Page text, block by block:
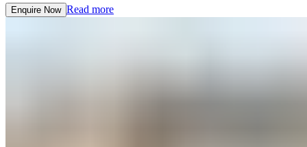
Enquire Now​​​​‌ ‍ ​‍​‍‌‍ ‌ ​‍‌‍‍‌‌‍‌ ‌‍‍‌‌‍ ‍​‍​‍​ ‍‍​‍​‍‌ ​ ‌‍​‌‌‍ ‍‌‍‍‌‌ ‌​‌ ‍‌​‍ ‍‌‍‍‌‌‍ ​‍​‍​‍ ​​‍​‍‌‍‍​‌ ​‍‌‍‌‌‌‍‌‍​‍​‍​ ‍‍​‍​‍‌‍‍​‌ ‌​‌ ‌​‌ ​​‌ ​ ​ ‍‍​‍ ​‍ ‌‍ ​​‍ ‌‌‍​‌‌‍ ‍‌‍‌​​‍ ‌‌ ​‍​‍ ‌‌‍‍​‌‍ ‌ ‌​‌‍‌‌‌‍ ​‌ ​ ​‍ ‌‌ ​ ‌ ‌​‌ ‌‌‌‍‌​‌‍‍‌‌‍ ​‍ ‍‌ ‌‍‌‍‌‌‌ ​‍‌‍​ ‌‍‌‌‌‍ ​​‍ ‍‌‍​‌‌ ​​‌ ​​​‍ ‌‍‍‌‌‍ ‍‌ ‌​‌‍‌‌‌‍ ‍‌ ‌​​‍ ‌‍‌‌‌‍‌​‌‍‍‌‌ ‌​​‍ ‌‍ ‌‌‍ ‌‍‌​‌‍‌‌​ ‌‌ ​​‌ ​‍‌‍‌‌‌ ​ ‌‍‌‌‌‍ ‍‌ ‌​‌‍​‌‌ ‌​‌‍‍‌‌‍ ‌‍ ‍​ ‍ ‌‍‍‌‌‍‌​​ ‌​ ​‍​ ‍‌​ ‌​‌‍‌​​ ‌‌​ ‌‌‌‍‌‍​ ‌​​‍ ‌‌‍​‍‌‍‌‌​ ‌‌‌‍‌‌​‍ ‌​ ‌​​ ​​‌‍​‌​ ​‌​‍ ‌‌‍​‌​ ‌ ​ ‍‌​ ‌ ​‍ ‌‌‍‌‍​ ‌ ​ ​ ‌‍​‍‌‍‌‍‌‍‌​‌‍​ ‌‍‌‌​ ‌ ‌‍​‍‌‍‌‌​ ​​​ ‍ ‌ ‌​‌ ‍‌‌ ​​‌‍‌‌​ ‌‌‍‍​‌‍ ‌ ‌​‌‍‌‌‌‍ ​‌‌​ ‌‍‍‌‌ ‌​‌‍‌‌‌‌​​‌‍​‌‌‍‌ ‌‍‌‌​ ‍ ‌ ​​‌‍​‌‌ ‌​‌‍‍​​ ‌‌ ​​‌‍​‌‌‍‌ ‌‍‌‌‌​​‍‌ ‌‌‌‍‍‌‌‍ ​‌‍‌​‌‍‌‌‌ ​‍​‍‌‌​ ‌‌‌​​‍‌‌ ‌‍‍ ‌‍‌‌‌ ‍‌​‍‌‌​ ​ ‌​‌​​‍‌‌​ ​ ‌​‌​​‍‌‌​ ​‍​ ​‍‌‍​‍​ ​ ‌‍‌‍​ ​‌​ ‌‍​ ‍‌‌‍‌‍​ ‍​‌‍‌‍‌‍‌‍‌‍‌‌​ ​‍​‍‌‌​ ​‍​ ​‍​‍‌‌​ ‌‌‌​‌​​‍ ‍‌‍​ ‌‍ ‌‍ ‍‌ ‌​‌‍‌‌‌‍ ‍‌ ‌​​‍‌‌​ ‌‌‌​​‍‌‌ ‌‍‍ ‌‍‌‌‌ ‍‌​‍‌‌​ ​ ‌​‌​​‍‌‌​ ​ ‌​‌​​‍‌‌​ ​‍​ ​‍​ ‍​​ ​ ​ ​‌​ ​ ​ ‌‌‌‍‌‍​ ​​​ ‌‌​ ​‍​ ‌​‌‍​‍‌‍‌​​‍‌‌​ ​‍​ ​‍​‍‌‌​ ‌‌‌​‌​​‍ ‍‌ ​​‌ ​‍‌‍‍‌‌‍ ‌‌‍​‌‌ ​‍‌ ‍‌‌​​ ‌ ‌​‌‍​‌​‍ ‍‌‍ ​‌‍​‌‌‍​‍‌‍‌‌‌‍ ​​ ‌‍​‍‌‍​‌‌ ​ ‌‍‌‌‌‌‌‌‌ ​‍‌‍ ​​ ‌‌‍‍​‌ ‌​‌ ‌​‌ ​​‌ ​ ​‍‌‌​ ​ ‌​​‌​‍‌‌​ ​‍‌​‌‍​‍‌‌​ ​‍‌​‌‍‌‍ ​​‍ ‌‌‍​‌‌‍ ‍‌‍‌​​‍ ‌‌ ​‍​‍ ‌‌‍‍​‌‍ ‌ ‌​‌‍‌‌‌‍ ​‌ ​ ​‍ ‌‌ ​ ‌ ‌​‌ ‌‌‌‍‌​‌‍‍‌‌‍ ​‍ ‍‌ ‌‍‌‍‌‌‌ ​‍‌‍​ ‌‍‌‌‌‍ ​​‍ ‍‌‍​‌‌ ​​‌ ​​​‍‌‍‌‍‍‌‌‍‌​​ ‌​ ​‍​ ‍‌​ ‌​‌‍‌​​ ‌‌​ ‌‌‌‍‌‍​ ‌​​‍ ‌‌‍​‍‌‍‌‌​ ‌‌‌‍‌‌​‍ ‌​ ‌​​ ​​‌‍​‌​ ​‌​‍ ‌‌‍​‌​ ‌ ​ ‍‌​ ‌ ​‍ ‌‌‍‌‍​ ‌ ​ ​ ‌‍​‍‌‍‌‍‌‍‌​‌‍​ ‌‍‌‌​ ‌ ‌‍​‍‌‍‌‌​ ​​​‍‌‍‌ ‌​‌ ‍‌‌ ​​‌‍‌‌​ ‌‌‍‍​‌‍ ‌ ‌​‌‍‌‌‌‍ ​‌‌​ ‌‍‍‌‌ ‌​‌‍‌‌‌‌​​‌‍​‌‌‍‌ ‌‍‌‌​‍‌‍‌ ​​‌‍​‌‌ ‌​‌‍‍​​ ‌‌ ​​‌‍​‌‌‍‌ ‌‍‌‌‌​​‍‌ ‌‌‌‍‍‌‌‍ ​‌‍‌​‌‍‌‌‌ ​‍​‍‌‌​ ‌‌‌​​‍‌‌ ‌‍‍ ‌‍‌‌‌ ‍‌​‍‌‌​ ​ ‌​‌​​‍‌‌​ ​ ‌​‌​​‍‌‌​ ​‍​ ​‍‌‍​‍​ ​ ‌‍‌‍​ ​‌​ ‌‍​ ‍‌‌‍‌‍​ ‍​‌‍‌‍‌‍‌‍‌‍‌‌​ ​‍​‍‌‌​ ​‍​ ​‍​‍‌‌​ ‌‌‌​‌​​‍ ‍‌‍​ ‌‍ ‌‍ ‍‌ ‌​‌‍‌‌‌‍ ‍‌ ‌​​‍‌‌​ ‌‌‌​​‍‌‌ ‌‍‍ ‌‍‌‌‌ ‍‌​‍‌‌​ ​ ‌​‌​​‍‌‌​ ​ ‌​‌​​‍‌‌​ ​‍​ ​‍​ ‍​​ ​ ​ ​‌​ ​ ​ ‌‌‌‍‌‍​ ​​​ ‌‌​ ​‍​ ‌​‌‍​‍‌‍‌​​‍‌‌​ ​‍​ ​‍​‍‌‌​ ‌‌‌​‌​​‍ ‍‌ ​​‌ ​‍‌‍‍‌‌‍ ‌‌‍​‌‌ ​‍‌ ‍‌‌​​ ‌ ‌​‌‍​‌​‍ ‍‌‍ ​‌‍​‌‌‍​‍‌‍‌‌‌‍ ​​‍‌‍‌ ​​‌‍‌‌‌ ​‍‌ ​ ‌ ​​‌‍‌‌‌‍​ ‌ ‌​‌‍‍‌‌ ‌‍‌‍‌‌​ ‌‌ ​​‌ ‌‌‌‍​‍‌‍ ​‌‍‍‌‌ ​ ‌‍‍​‌‍‌‌‌‍‌​​‍​‍‌ ‌ Read more​​​​‌ ‍ ​‍​‍‌‍ ‌ ​‍‌‍‍‌‌‍‌ ‌‍‍‌‌‍ ‍​‍​‍​ ‍‍​‍​‍‌ ​ ‌‍​‌‌‍ ‍‌‍‍‌‌ ‌​‌ ‍‌​‍ ‍‌‍‍‌‌‍ ​‍​‍​‍ ​​‍​‍‌‍‍​‌ ​‍‌‍‌‌‌‍‌‍​‍​‍​ ‍‍​‍​‍‌‍‍​‌ ‌​‌ ‌​‌ ​​‌ ​ ​ ‍‍​‍ ​‍ ‌‍ ​​‍ ‌‌‍​‌‌‍ ‍‌‍‌​​‍ ‌‌ ​‍​‍ ‌‌‍‍​‌‍ ‌ ‌​‌‍‌‌‌‍ ​‌ ​ ​‍ ‌‌ ​ ‌ ‌​‌ ‌‌‌‍‌​‌‍‍‌‌‍ ​‍ ‍‌ ‌‍‌‍‌‌‌ ​‍‌‍​ ‌‍‌‌‌‍ ​​‍ ‍‌‍​‌‌ ​​‌ ​​​‍ ‌‍‍‌‌‍ ‍‌ ‌​‌‍‌‌‌‍ ‍‌ ‌​​‍ ‌‍‌‌‌‍‌​‌‍‍‌‌ ‌​​‍ ‌‍ ‌‌‍ ‌‍‌​‌‍‌‌​ ‌‌ ​​‌ ​‍‌‍‌‌‌ ​ ‌‍‌‌‌‍ ‍‌ ‌​‌‍​‌‌ ‌​‌‍‍‌‌‍ ‌‍ ‍​ ‍ ‌‍‍‌‌‍‌​​ ‌​ ​‍​ ‍‌​ ‌​‌‍‌​​ ‌‌​ ‌‌‌‍‌‍​ ‌​​‍ ‌‌‍​‍‌‍‌‌​ ‌‌‌‍‌‌​‍ ‌​ ‌​​ ​​‌‍​‌​ ​‌​‍ ‌‌‍​‌​ ‌ ​ ‍‌​ ‌ ​‍ ‌‌‍‌‍​ ‌ ​ ​ ‌‍​‍‌‍‌‍‌‍‌​‌‍​ ‌‍‌‌​ ‌ ‌‍​‍‌‍‌‌​ ​​​ ‍ ‌ ‌​‌ ‍‌‌ ​​‌‍‌‌​ ‌‌‍‍​‌‍ ‌ ‌​‌‍‌‌‌‍ ​‌‌​ ‌‍‍‌‌ ‌​‌‍‌‌‌‌​​‌‍​‌‌‍‌ ‌‍‌‌​ ‍ ‌ ​​‌‍​‌‌ ‌​‌‍‍​​ ‌‌ ​​‌‍​‌‌‍‌ ‌‍‌‌‌​​‍‌ ‌‌‌‍‍‌‌‍ ​‌‍‌​‌‍‌‌‌ ​‍​‍‌‌​ ‌‌‌​​‍‌‌ ‌‍‍ ‌‍‌‌‌ ‍‌​‍‌‌​ ​ ‌​‌​​‍‌‌​ ​ ‌​‌​​‍‌‌​ ​‍​ ​‍‌‍​‍​ ​ ‌‍‌‍​ ​‌​ ‌‍​ ‍‌‌‍‌‍​ ‍​‌‍‌‍‌‍‌‍‌‍‌‌​ ​‍​‍‌‌​ ​‍​ ​‍​‍‌‌​ ‌‌‌​‌​​‍ ‍‌‍​ ‌‍ ‌‍ ‍‌ ‌​‌‍‌‌‌‍ ‍‌ ‌​​‍‌‌​ ‌‌‌​​‍‌‌ ‌‍‍ ‌‍‌‌‌ ‍‌​‍‌‌​ ​ ‌​‌​​‍‌‌​ ​ ‌​‌​​‍‌‌​ ​‍​ ​‍​ ‍​​ ​ ​ ​‌​ ​ ​ ‌‌‌‍‌‍​ ​​​ ‌‌​ ​‍​ ‌​‌‍​‍‌‍‌​​‍‌‌​ ​‍​ ​‍​‍‌‌​ ‌‌‌​‌​​‍ ‍‌ ​ ‌‍‌‌‌‍​ ‌‍ ‌‍ ‍‌‍‌​‌‍​‌‌ ​‍‌ ‍‌‌​​ ‌ ‌​‌‍​‌​‍ ‍‌‍ ​‌‍​‌‌‍​‍‌‍‌‌‌‍ ​​ ‌‍​‍‌‍​‌‌ ​ ‌‍‌‌‌‌‌‌‌ ​‍‌‍ ​​ ‌‌‍‍​‌ ‌​‌ ‌​‌ ​​‌ ​ ​‍‌‌​ ​ ‌​​‌​‍‌‌​ ​‍‌​‌‍​‍‌‌​ ​‍‌​‌‍‌‍ ​​‍ ‌‌‍​‌‌‍ ‍‌‍‌​​‍ ‌‌ ​‍​‍ ‌‌‍‍​‌‍ ‌ ‌​‌‍‌‌‌‍ ​‌ ​ ​‍ ‌‌ ​ ‌ ‌​‌ ‌‌‌‍‌​‌‍‍‌‌‍ ​‍ ‍‌ ‌‍‌‍‌‌‌ ​‍‌‍​ ‌‍‌‌‌‍ ​​‍ ‍‌‍​‌‌ ​​‌ ​​​‍‌‍‌‍‍‌‌‍‌​​ ‌​ ​‍​ ‍‌​ ‌​‌‍‌​​ ‌‌​ ‌‌‌‍‌‍​ ‌​​‍ ‌‌‍​‍‌‍‌‌​ ‌‌‌‍‌‌​‍ ‌​ ‌​​ ​​‌‍​‌​ ​‌​‍ ‌‌‍​‌​ ‌ ​ ‍‌​ ‌ ​‍ ‌‌‍‌‍​ ‌ ​ ​ ‌‍​‍‌‍‌‍‌‍‌​‌‍​ ‌‍‌‌​ ‌ ‌‍​‍‌‍‌‌​ ​​​‍‌‍‌ ‌​‌ ‍‌‌ ​​‌‍‌‌​ ‌‌‍‍​‌‍ ‌ ‌​‌‍‌‌‌‍ ​‌‌​ ‌‍‍‌‌ ‌​‌‍‌‌‌‌​​‌‍​‌‌‍‌ ‌‍‌‌​‍‌‍‌ ​​‌‍​‌‌ ‌​‌‍‍​​ ‌‌ ​​‌‍​‌‌‍‌ ‌‍‌‌‌​​‍‌ ‌‌‌‍‍‌‌‍ ​‌‍‌​‌‍‌‌‌ ​‍​‍‌‌​ ‌‌‌​​‍‌‌ ‌‍‍ ‌‍‌‌‌ ‍‌​‍‌‌​ ​ ‌​‌​​‍‌‌​ ​ ‌​‌​​‍‌‌​ ​‍​ ​‍‌‍​‍​ ​ ‌‍‌‍​ ​‌​ ‌‍​ ‍‌‌‍‌‍​ ‍​‌‍‌‍‌‍‌‍‌‍‌‌​ ​‍​‍‌‌​ ​‍​ ​‍​‍‌‌​ ‌‌‌​‌​​‍ ‍‌‍​ ‌‍ ‌‍ ‍‌ ‌​‌‍‌‌‌‍ ‍‌ ‌​​‍‌‌​ ‌‌‌​​‍‌‌ ‌‍‍ ‌‍‌‌‌ ‍‌​‍‌‌​ ​ ‌​‌​​‍‌‌​ ​ ‌​‌​​‍‌‌​ ​‍​ ​‍​ ‍​​ ​ ​ ​‌​ ​ ​ ‌‌‌‍‌‍​ ​​​ ‌‌​ ​‍​ ‌​‌‍​‍‌‍‌​​‍‌‌​ ​‍​ ​‍​‍‌‌​ ‌‌‌​‌​​‍ ‍‌ ​ ‌‍‌‌‌‍​ ‌‍ ‌‍ ‍‌‍‌​‌‍​‌‌ ​‍‌ ‍‌‌​​ ‌ ‌​‌‍​‌​‍ ‍‌‍ ​‌‍​‌‌‍​‍‌‍‌‌‌‍ ​​‍‌‍‌ ​​‌‍‌‌‌ ​‍‌ ​ ‌ ​​‌‍‌‌‌‍​ ‌ ‌​‌‍‍‌‌ ‌‍‌‍‌‌​ ‌‌ ​​‌ ‌‌‌‍​‍‌‍ ​‌‍‍‌‌ ​ ‌‍‍​‌‍‌‌‌‍‌​​‍​‍‌ ‌